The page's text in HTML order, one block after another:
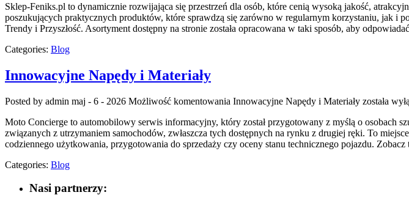
Sklep-Feniks.pl to dynamicznie rozwijająca się przestrzeń dla osób, które cenią wysoką jakość,
poszukujących praktycznych produktów, które sprawdzą się zarówno w regularnym korzystaniu, jak i
Trendy i Przyszłość. Asortyment dostępny na stronie została opracowana w taki sposób, aby
Categories: Blog
Innowacyjne Napędy i Materiały
Posted by admin maj - 6 - 2026 Możliwość komentowania Innowacyjne Napędy i Materiały została
Moto Concierge to automobilowy serwis informacyjny, który został przygotowany z myślą o osobach
związanych z utrzymaniem samochodów, zwłaszcza tych dostępnych na rynku z drugiej ręki. To
codziennego użytkowania, przygotowania do sprzedaży czy oceny stanu technicznego pojazdu.
Categories: Blog
Nasi partnerzy: